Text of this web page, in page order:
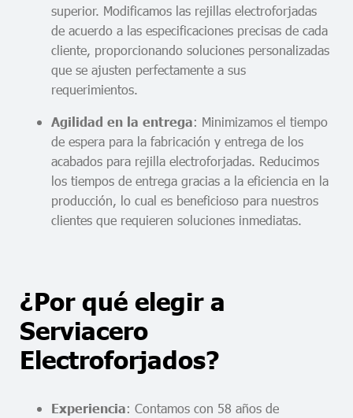
superior. Modificamos las rejillas electroforjadas
de acuerdo a las especificaciones precisas de cada
cliente, proporcionando soluciones personalizadas
que se ajusten perfectamente a sus
requerimientos.
Agilidad en la entrega: Minimizamos el tiempo
de espera para la fabricación y entrega de los
acabados para rejilla electroforjadas. Reducimos
los tiempos de entrega gracias a la eficiencia en la
producción, lo cual es beneficioso para nuestros
clientes que requieren soluciones inmediatas.
¿Por qué elegir a
Serviacero
Electroforjados?
Experiencia: Contamos con 58 años de